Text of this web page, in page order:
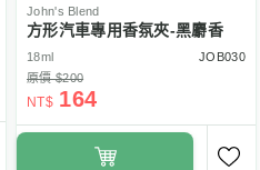
John's Blend
方形汽車專用香氛夾-黑麝香
18ml
JOB030
原價 $200
NT$ 164